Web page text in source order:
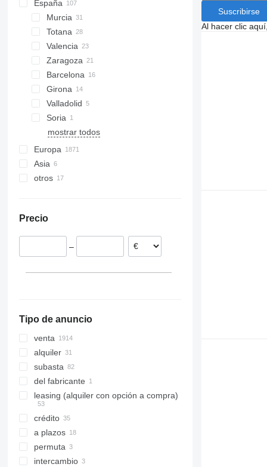
España
Murcia
Totana
Valencia
Zaragoza
Barcelona
Girona
Valladolid
Soria
mostrar todos
Europa
Alemania
Reino Unido
Rumanía
Asia
China
otros
Precio
–
Tipo de anuncio
venta
alquiler
subasta
del fabricante
leasing (alquiler con opción a compra)
crédito
a plazos
permuta
intercambio
Suscribirse
Al hacer clic